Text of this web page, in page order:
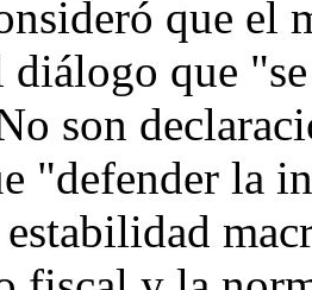
que el
que
son
"defender la